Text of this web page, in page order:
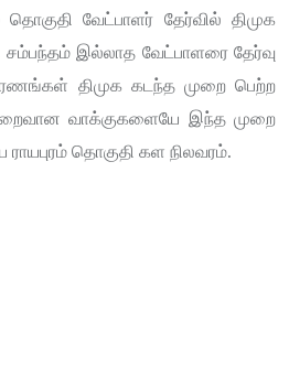
தொகுதி வேட்பாளர் தேர்வில் திமுக
சம்பந்தம் இல்லாத வேட்பாளரை தேர்வு
திமுக கடந்த முறை பெற்ற
வாக்குகளையே இந்த முறை
தொகுதி கள நிலவரம்.